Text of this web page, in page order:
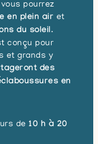
pourrez
en plein air et
du soleil.
conçu pour
et grands y
des
en
de 10 h à 20